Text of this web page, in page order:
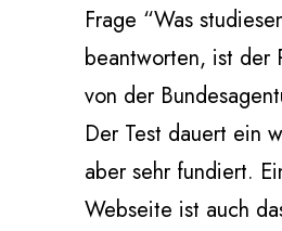
Frage “Was
beantworten, ist der
von der
Der Test dauert ein
aber sehr fundiert.
Webseite ist auch